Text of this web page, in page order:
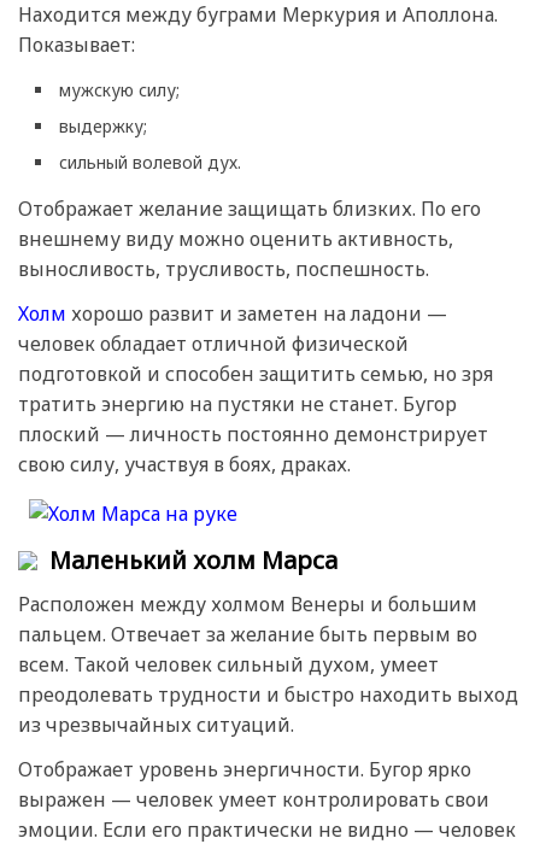
Находится между буграми Меркурия и Аполлона.
Показывает:
мужскую силу;
выдержку;
сильный волевой дух.
Отображает желание защищать близких. По его
внешнему виду можно оценить активность,
выносливость, трусливость, поспешность.
Холм хорошо развит и заметен на ладони —
человек обладает отличной физической
подготовкой и способен защитить семью, но зря
тратить энергию на пустяки не станет. Бугор
плоский — личность постоянно демонстрирует
свою силу, участвуя в боях, драках.
Маленький холм Марса
Расположен между холмом Венеры и большим
пальцем. Отвечает за желание быть первым во
всем. Такой человек сильный духом, умеет
преодолевать трудности и быстро находить выход
из чрезвычайных ситуаций.
Отображает уровень энергичности. Бугор ярко
выражен — человек умеет контролировать свои
эмоции. Если его практически не видно — человек